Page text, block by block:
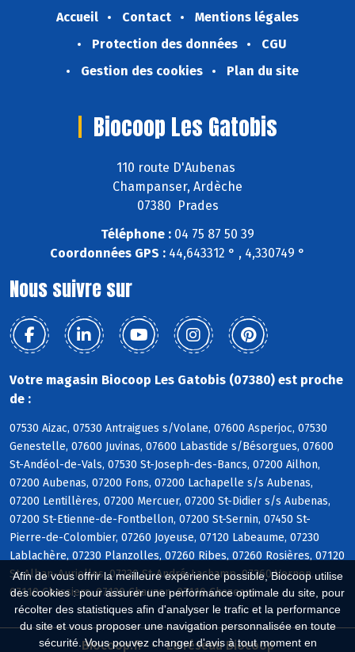
Afin de vous offrir la meilleure expérience possible, Biocoop utilise
des cookies : pour assurer une performance optimale du site, pour
récolter des statistiques afin d'analyser le trafic et la performance
du site et vous proposer une navigation personnalisée en toute
sécurité. Vous pouvez changer d'avis à tout moment en
Accueil Contact
Mentions légales
Protection des données
CGU
Gestion des cookies
Plan du site
Biocoop Les Gatobis
110 route D'Aubenas
Champanser, Ardèche
07380 Prades
Téléphone : 04 75 87 50 39
Coordonnées GPS : 44,643312 ° , 4,330749 °
Nous suivre sur
Votre magasin Biocoop Les Gatobis (07380) est proche
de :
07530 Aizac, 07530 Antraigues s/Volane, 07600 Asperjoc, 07530
Genestelle, 07600 Juvinas, 07600 Labastide s/Bésorgues, 07600
St-Andéol-de-Vals, 07530 St-Joseph-des-Bancs, 07200 Ailhon,
07200 Aubenas, 07200 Fons, 07200 Lachapelle s/s Aubenas,
07200 Lentillères, 07200 Mercuer, 07200 St-Didier s/s Aubenas,
07200 St-Etienne-de-Fontbellon, 07200 St-Sernin, 07450 St-
Pierre-de-Colombier, 07260 Joyeuse, 07120 Labeaume, 07230
Lablachère, 07230 Planzolles, 07260 Ribes, 07260 Rosières, 07120
St-Alban-Auriolles, 07230 St-André-Lachamp, 07260 Vernon,
07110 Chassiers, 07120 Chauzon, 07110 Chazeaux
Biocoop.fr Le réseau Biocoop